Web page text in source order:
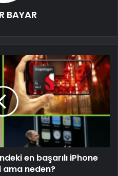
BAYAR
en başarılı iPhone
ama neden?